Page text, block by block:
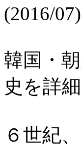
(2016/07)
韓国・
史を詳
６世紀